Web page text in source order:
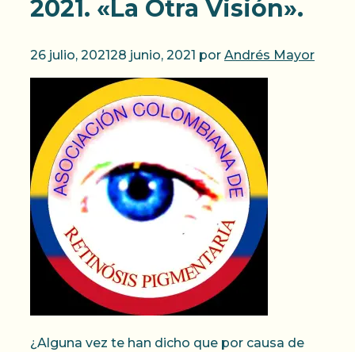
2021. «La Otra Visión».
26 julio, 202128 junio, 2021 por Andrés Mayor
¿Alguna vez te han dicho que por causa de